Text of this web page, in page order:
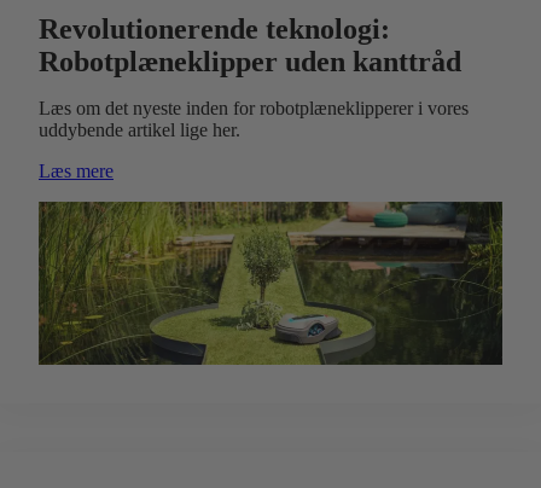
Revolutionerende teknologi:
Robotplæneklipper uden kanttråd
Læs om det nyeste inden for robotplæneklipperer i vores
uddybende artikel lige her.
Læs mere